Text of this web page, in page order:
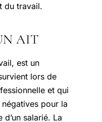
du travail.
AIT
est un
lors de
et qui
pour la
d’un salarié. La